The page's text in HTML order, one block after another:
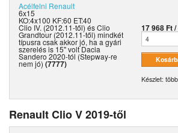
Acélfelni Renault
6x15
KO:4x100 KF:60 ET:40
Clio IV. (2012.11-től) és Clio
Grandtour (2012.11-től) mindkét
típusra csak akkor jó, ha a gyári
szerelés is 15" volt Dacia
Sandero 2020-tól (Stepway-re
nem jó) (7777)
17 968 Ft
Készlet:
Renault Clio V 2019-től